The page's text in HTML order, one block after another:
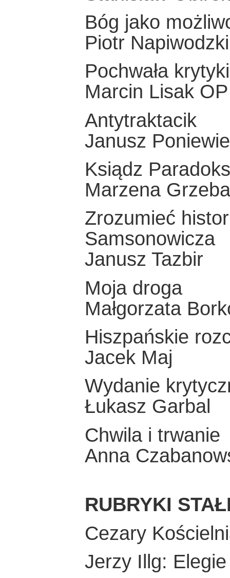
Bóg jako
Piotr Napiwodzki
Pochwała krytyki
Marcin Lisak OP
Antytraktacik
Janusz
Ksiądz Paradoks
Marzena
Zrozumieć
Samsonowicza
Janusz Tazbir
Moja droga
Małgorzata
Hiszpańskie
Jacek Maj
Wydanie
Łukasz Garbal
Chwila i trwanie
Anna
RUBRYKI
Cezary
Jerzy Illg: